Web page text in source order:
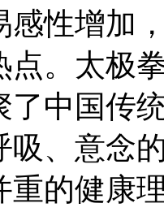
感性增加
点。太极
了中国传
吸、意念
重的健康